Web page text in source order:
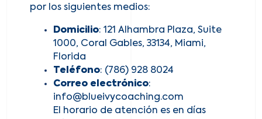
por los siguientes medios:
Domicilio: 121 Alhambra Plaza, Suite
1000, Coral Gables, 33134, Miami,
Florida
Teléfono: (786) 928 8024
Correo electrónico:
info@blueivycoaching.com
El horario de atención es en días